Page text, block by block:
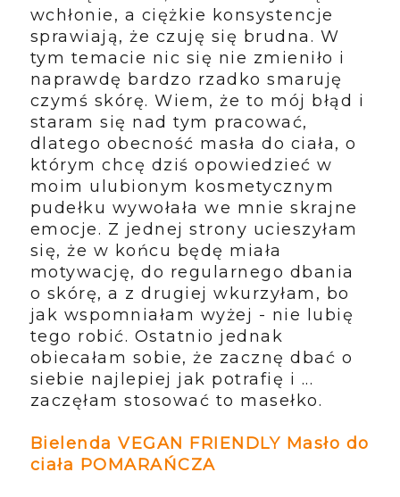
wchłonie, a ciężkie konsystencje
sprawiają, że czuję się brudna. W
tym temacie nic się nie zmieniło i
naprawdę bardzo rzadko smaruję
czymś skórę. Wiem, że to mój błąd i
staram się nad tym pracować,
dlatego obecność masła do ciała, o
którym chcę dziś opowiedzieć w
moim ulubionym kosmetycznym
pudełku wywołała we mnie skrajne
emocje. Z jednej strony ucieszyłam
się, że w końcu będę miała
motywację, do regularnego dbania
o skórę, a z drugiej wkurzyłam, bo
jak wspomniałam wyżej - nie lubię
tego robić. Ostatnio jednak
obiecałam sobie, że zacznę dbać o
siebie najlepiej jak potrafię i ...
zaczęłam stosować to masełko.
Bielenda VEGAN FRIENDLY Masło do
ciała POMARAŃCZA